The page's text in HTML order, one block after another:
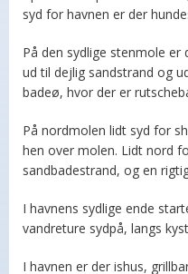
syd for havnen er der
På den sydlige stenmole
ud til dejlig sandstrand og
badeø, hvor der er
På nordmolen lidt syd for
hen over molen. Lidt nord
sandbadestrand, og en
I havnens sydlige ende
vandreture sydpå, langs
I havnen er der ishus,